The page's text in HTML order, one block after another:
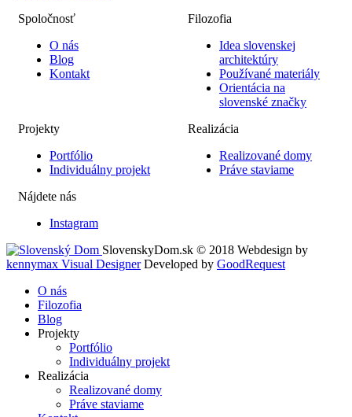
Spoločnosť
O nás
Blog
Kontakt
Filozofia
Idea slovenskej
architektúry
Používané materiály
Orientácia na
slovenské značky
Projekty
Portfólio
Individuálny projekt
Realizácia
Realizované domy
Práve staviame
Nájdete nás
Instagram
SlovenskyDom.sk © 2018 Webdesign by
kennymax Visual Designer Developed by GoodRequest
O nás
Filozofia
Blog
Projekty
Portfólio
Individuálny projekt
Realizácia
Realizované domy
Práve staviame